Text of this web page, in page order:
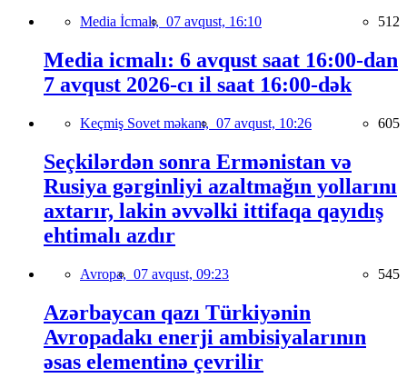
Media İcmalı, 07 avqust, 16:10 512
Media icmalı: 6 avqust saat 16:00-dan
7 avqust 2026-cı il saat 16:00-dək
Keçmiş Sovet məkanı, 07 avqust, 10:26 605
Seçkilərdən sonra Ermənistan və
Rusiya gərginliyi azaltmağın yollarını
axtarır, lakin əvvəlki ittifaqa qayıdış
ehtimalı azdır
Avropa, 07 avqust, 09:23 545
Azərbaycan qazı Türkiyənin
Avropadakı enerji ambisiyalarının
əsas elementinə çevrilir